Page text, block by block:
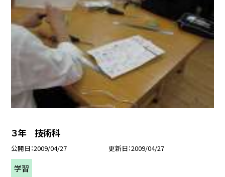
３年 技術科
公開日 2009/04/27 更新日 2009/04/27
学習